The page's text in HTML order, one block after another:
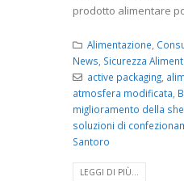
prodotto alimentare
Alimentazione
News Sicurezza
active packaging,
atmosfera modificata
miglioramento della
soluzioni di
Santoro
LEGGI DI PIÙ...